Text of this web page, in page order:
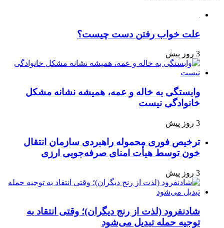
علت خواب رفتن دست چیست؟
3 روز پیش
وابستگی به خاله و عمه، همیشه نشانه مشکل
خانوادگی نیست
3 روز پیش
ترخیص فوری محموله راهبردی سازمان انتقال
خون توسط هیأت امنای صرفه‌جویی ارزی
3 روز پیش
شادنفرود (لذت از رنج دیگران)؛ وقتی انتقاد به
توجیه حمله تبدیل می‌شود